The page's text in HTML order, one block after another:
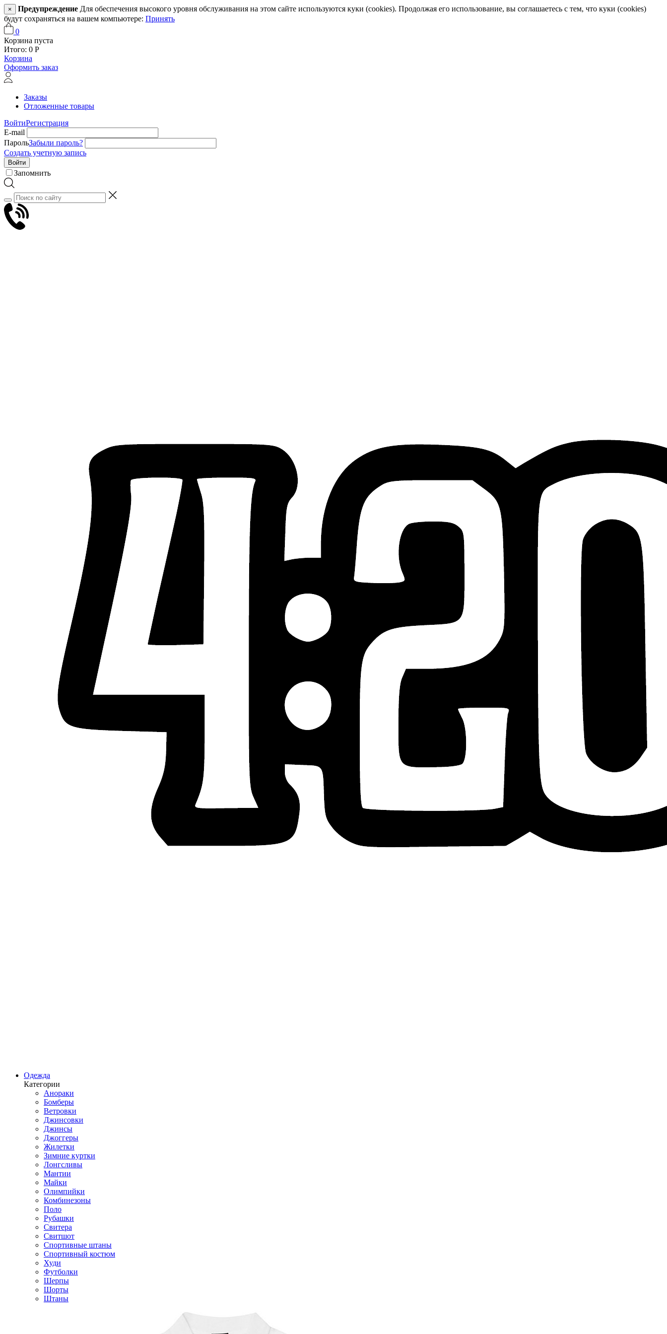
× Предупреждение Для обеспечения высокого уровня обслуживания на этом сайте используются куки (cookies). Продолжая его использование, вы соглашаетесь с тем, что куки (cookies)
будут сохраняться на вашем компьютере: Принять
0
Корзина пуста
Итого: 0 Р
Корзина
Оформить заказ
Заказы
Отложенные товары
ВойтиРегистрация
E-mail
ПарольЗабыли пароль?
Создать учетную запись
Войти
Запомнить
Одежда
Категории
Анораки
Бомберы
Ветровки
Джинсовки
Джинсы
Джоггеры
Жилетки
Зимние куртки
Лонгсливы
Мантии
Майки
Олимпийки
Комбинезоны
Поло
Рубашки
Свитера
Свитшот
Спортивные штаны
Спортивный костюм
Худи
Футболки
Шерпы
Шорты
Штаны